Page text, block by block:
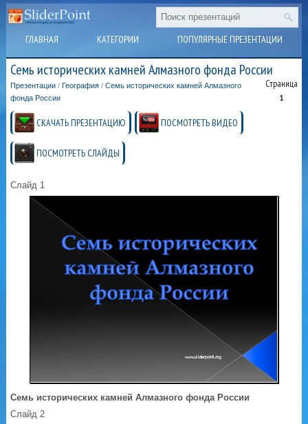
ГЛАВНАЯ КАТЕГОРИИ ПОПУЛЯРНЫЕ ПРЕЗЕНТАЦИИ
Семь исторических камней Алмазного фонда России
Страница
1
Презентации / География /Семь исторических камней Алмазного
фонда России
СКАЧАТЬ ПРЕЗЕНТАЦИЮ ПОСМОТРЕТЬ ВИДЕО
ПОСМОТРЕТЬ СЛАЙДЫ
Слайд 1
Семь исторических камней Алмазного фонда России
Слайд 2